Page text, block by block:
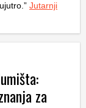
Jutarnji
za